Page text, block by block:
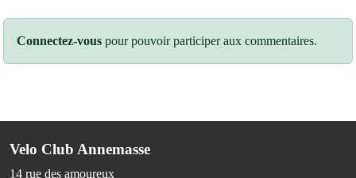
Connectez-vous pour pouvoir participer aux commentaires.
Velo Club Annemasse
14 rue des amoureux